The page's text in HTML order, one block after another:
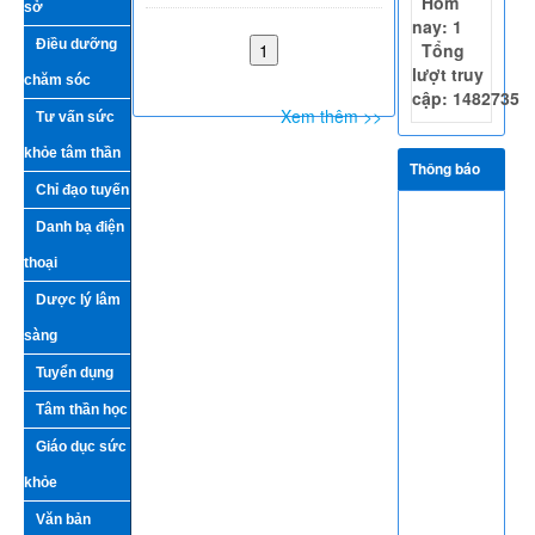
sở
Điều dưỡng
chăm sóc
Tư vấn sức
khỏe tâm thần
Chỉ đạo tuyến
Danh bạ điện
thoại
Dược lý lâm
sàng
Tuyển dụng
Tâm thần học
Giáo dục sức
khỏe
Văn bản
Xem thêm >>
nay: 1
Tổng
lượt truy
cập: 1482735
Thông báo